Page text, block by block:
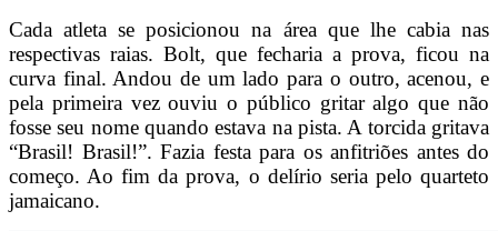
Cada atleta se posicionou na área que lhe cabia nas
respectivas raias. Bolt, que fecharia a prova, ficou na
curva final. Andou de um lado para o outro, acenou, e
pela primeira vez ouviu o público gritar algo que não
fosse seu nome quando estava na pista. A torcida gritava
“Brasil! Brasil!”. Fazia festa para os anfitriões antes do
começo. Ao fim da prova, o delírio seria pelo quarteto
jamaicano.